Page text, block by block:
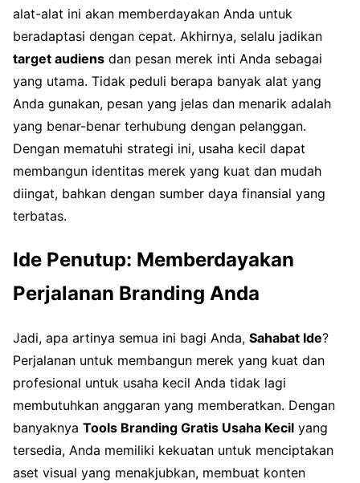
alat-alat ini akan memberdayakan Anda untuk
beradaptasi dengan cepat. Akhirnya, selalu jadikan
target audiens dan pesan merek inti Anda sebagai
yang utama. Tidak peduli berapa banyak alat yang
Anda gunakan, pesan yang jelas dan menarik adalah
yang benar-benar terhubung dengan pelanggan.
Dengan mematuhi strategi ini, usaha kecil dapat
membangun identitas merek yang kuat dan mudah
diingat, bahkan dengan sumber daya finansial yang
terbatas.
Ide Penutup: Memberdayakan
Perjalanan Branding Anda
Jadi, apa artinya semua ini bagi Anda, Sahabat Ide?
Perjalanan untuk membangun merek yang kuat dan
profesional untuk usaha kecil Anda tidak lagi
membutuhkan anggaran yang memberatkan. Dengan
banyaknya Tools Branding Gratis Usaha Kecil yang
tersedia, Anda memiliki kekuatan untuk menciptakan
aset visual yang menakjubkan, membuat konten